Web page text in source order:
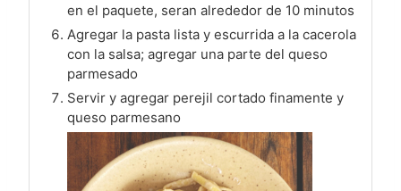
en el paquete, seran alrededor de 10 minutos
Agregar la pasta lista y escurrida a la cacerola
con la salsa; agregar una parte del queso
parmesado
Servir y agregar perejil cortado finamente y
queso parmesano